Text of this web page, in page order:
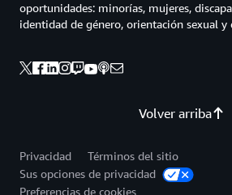
Volver arriba
oportunidades: minorías, mujeres,
identidad de género, orientación sexual y
Privacidad
Términos del sitio
Sus opciones de privacidad
Preferencias de cookies